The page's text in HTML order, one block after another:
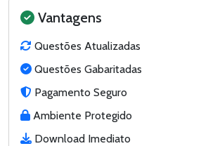
Vantagens
Questões Atualizadas
Questões Gabaritadas
Pagamento Seguro
Ambiente Protegido
Download Imediato